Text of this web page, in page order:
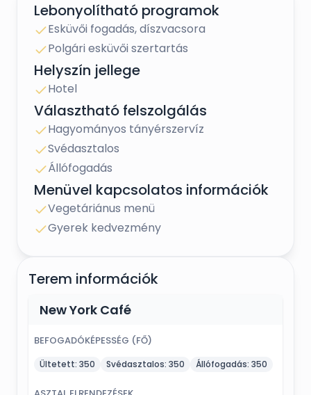
Lebonyolítható programok
Esküvői fogadás, díszvacsora
Polgári esküvői szertartás
Helyszín jellege
Hotel
Választható felszolgálás
Hagyományos tányérszervíz
Svédasztalos
Állófogadás
Menüvel kapcsolatos információk
Vegetáriánus menü
Gyerek kedvezmény
Terem információk
New York Café
BEFOGADÓKÉPESSÉG (FŐ)
Ültetett: 350 Svédasztalos: 350 Állófogadás: 350